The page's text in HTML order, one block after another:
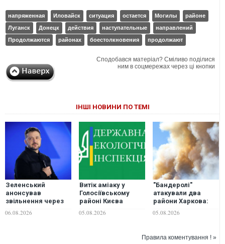
напряженная Иловайск ситуация остается Могилы
районе
Луганск
Донецк действия наступательные
направлений
Продолжаются
районах боестолкновения продолжают
Сподобався матеріал? Сміливо поділися
ним в соцмережах через ці кнопки
ІНШІ НОВИНИ ПО ТЕМІ
Зеленський
анонсував
звільнення через
в Марганці
06.08.2026
Витік аміаку у
Голосіївському
районі Києва
можна відкривати
05.08.2026
"Бандеролі"
атакували два
райони Харкова:
постраждалих
05.08.2026
Правила коментування ! »